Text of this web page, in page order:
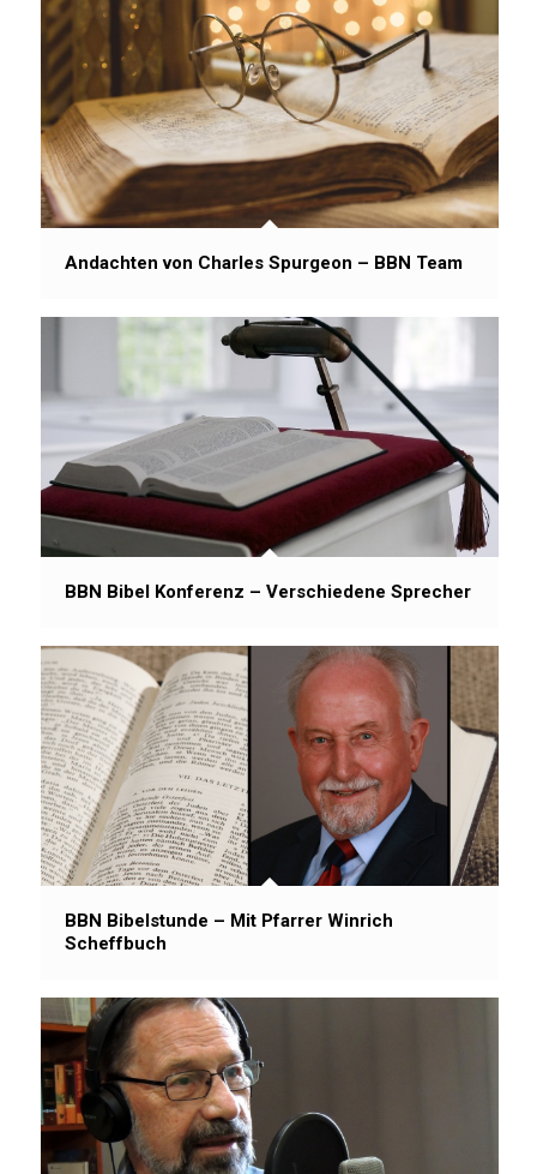
Andachten von Charles Spurgeon – BBN Team
BBN Bibel Konferenz – Verschiedene Sprecher
BBN Bibelstunde – Mit Pfarrer Winrich
Scheffbuch